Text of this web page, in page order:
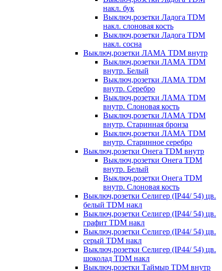
накл. бук
Выключ,розетки Ладога TDM
накл. слоновая кость
Выключ,розетки Ладога TDM
накл. сосна
Выключ,розетки ЛАМА TDM внутр
Выключ,розетки ЛАМА TDM
внутр. Белый
Выключ,розетки ЛАМА TDM
внутр. Серебро
Выключ,розетки ЛАМА TDM
внутр. Слоновая кость
Выключ,розетки ЛАМА TDM
внутр. Старинная бронза
Выключ,розетки ЛАМА TDM
внутр. Старинное серебро
Выключ,розетки Онега TDM внутр
Выключ,розетки Онега TDM
внутр. Белый
Выключ,розетки Онега TDM
внутр. Слоновая кость
Выключ,розетки Селигер (IP44/ 54) цв.
белый TDM накл
Выключ,розетки Селигер (IP44/ 54) цв.
графит TDM накл
Выключ,розетки Селигер (IP44/ 54) цв.
серый TDM накл
Выключ,розетки Селигер (IP44/ 54) цв.
шоколад TDM накл
Выключ,розетки Таймыр TDM внутр